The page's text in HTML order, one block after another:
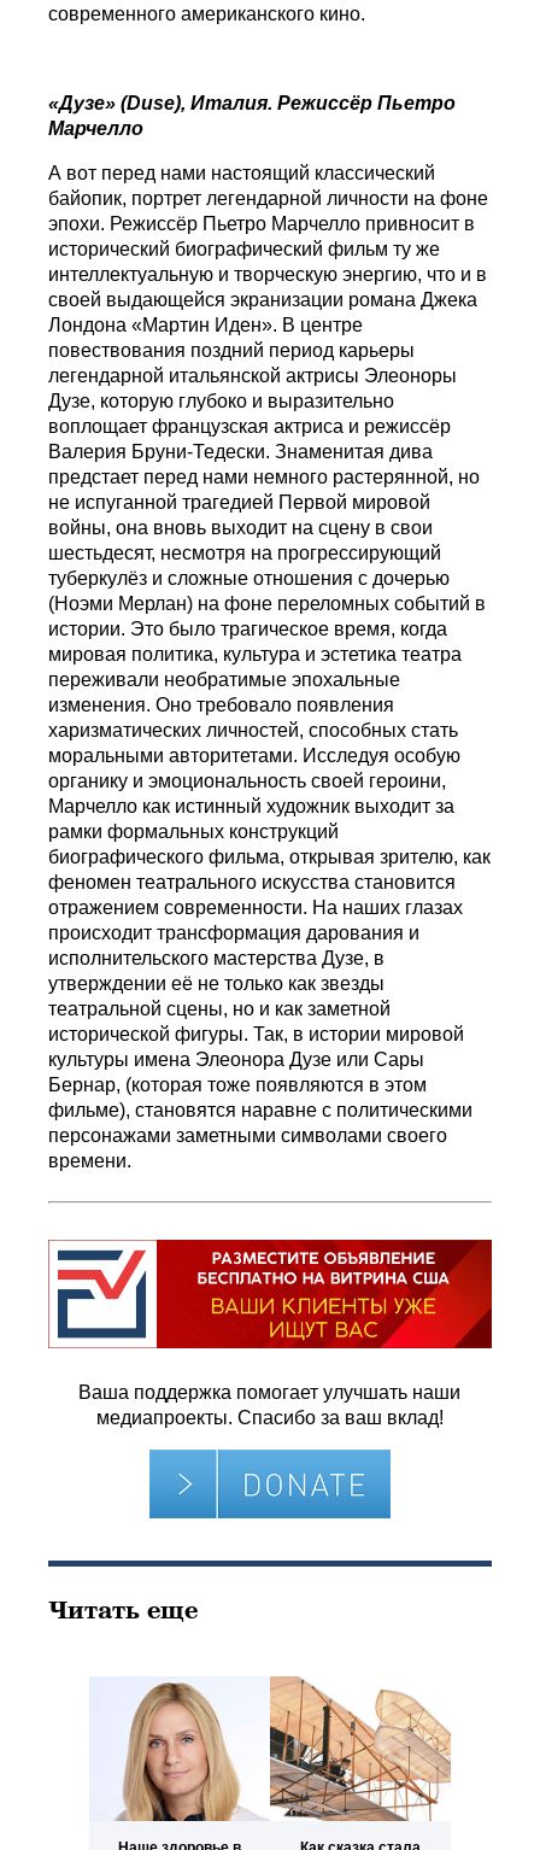
современного американского кино.
«Дузе» (Duse), Италия.Режиссёр Пьетро
Марчелло
А вот перед нами настоящий классический
байопик, портрет легендарной личности на фоне
эпохи. Режиссёр Пьетро Марчелло привносит в
исторический биографический фильм ту же
интеллектуальную и творческую энергию, что и в
своей выдающейся экранизации романа Джека
Лондона «Мартин Иден». В центре
повествования поздний период карьеры
легендарной итальянской актрисы Элеоноры
Дузе, которую глубоко и выразительно
воплощает французская актриса и режиссёр
Валерия Бруни-Тедески. Знаменитая дива
предстает перед нами немного растерянной, но
не испуганной трагедией Первой мировой
войны, она вновь выходит на сцену в свои
шестьдесят, несмотря на прогрессирующий
туберкулёз и сложные отношения с дочерью
(Ноэми Мерлан) на фоне переломных событий в
истории. Это было трагическое время, когда
мировая политика, культура и эстетика театра
переживали необратимые эпохальные
изменения. Оно требовало появления
харизматических личностей, способных стать
моральными авторитетами. Исследуя особую
органику и эмоциональность своей героини,
Марчелло как истинный художник выходит за
рамки формальных конструкций
биографического фильма, открывая зрителю, как
феномен театрального искусства становится
отражением современности. На наших глазах
происходит трансформация дарования и
исполнительского мастерства Дузе, в
утверждении её не только как звезды
театральной сцены, но и как заметной
исторической фигуры. Так, в истории мировой
культуры имена Элеонора Дузе или Сары
Бернар, (которая тоже появляются в этом
фильме), становятся наравне с политическими
персонажами заметными символами своего
времени.
Ваша поддержка помогает улучшать наши
медиапроекты. Спасибо за ваш вклад!
Читать еще